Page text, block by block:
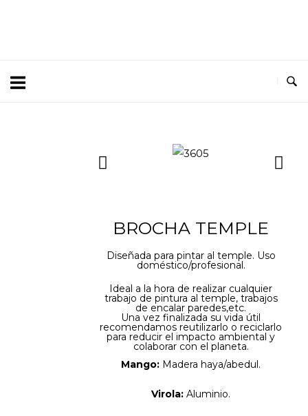
BROCHA TEMPLE
Diseñada para pintar al temple. Uso
doméstico/profesional.
Ideal a la hora de realizar cualquier
trabajo de pintura al temple, trabajos
de encalar paredes,etc.
Una vez finalizada su vida útil
recomendamos reutilizarlo o reciclarlo
para reducir el impacto ambiental y
colaborar con el planeta.
Mango: Madera haya/abedul.
Virola:Aluminio.